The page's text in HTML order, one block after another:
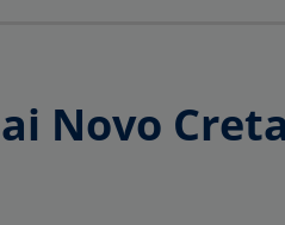
Novo Creta